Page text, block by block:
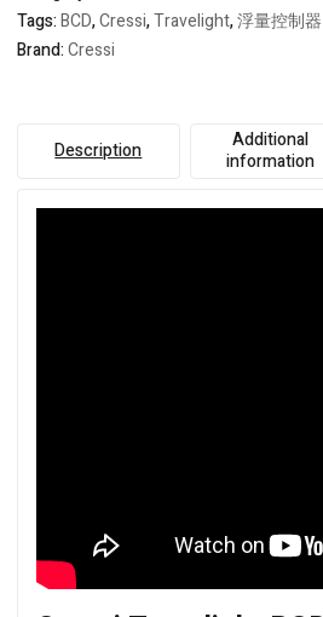
Tags:BCD,Cressi,Travelight,浮量控制器
Brand:Cressi
Description
Additional
information